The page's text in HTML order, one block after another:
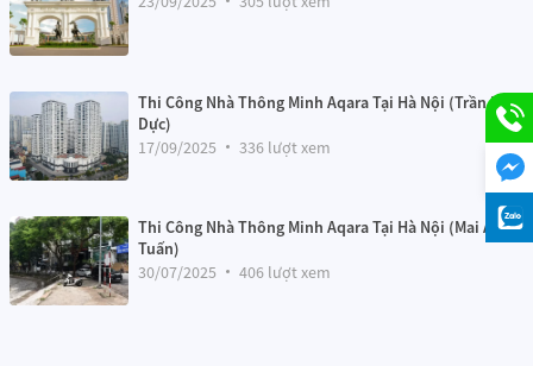
VớiBộ Điều Khiển Trung Tâm Aqara M2 HM2-G01
, ngôi nhà của bạn
sẽ trở nên thông minh, tiện nghi, an toàn và tiết kiệm năng lượng
Thi Công Nhà Thông Minh Aqara Tại Hà Nội (Trần Hữu
Dực)
17/09/2025
336 lượt xem
Thi Công Nhà Thông Minh Aqara Tại Hà Nội (Mai Anh
Tuấn)
30/07/2025
406 lượt xem